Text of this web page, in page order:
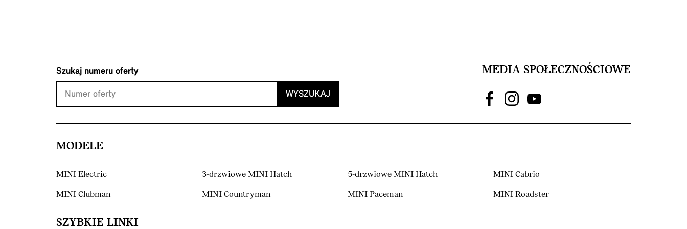
Szukaj numeru oferty
WYSZUKAJ
MEDIA SPOŁECZNOŚCIOWE
MODELE
MINI Electric 3-drzwiowe MINI Hatch 5-drzwiowe MINI Hatch MINI Cabrio
MINI Clubman MINI Countryman MINI Paceman MINI Roadster
SZYBKIE LINKI